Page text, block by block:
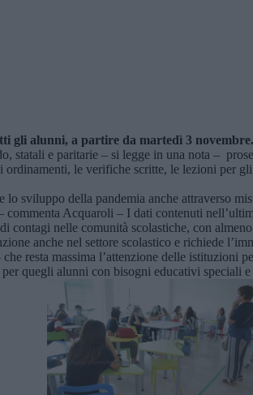
gli alunni, a partire da martedì 3
statali e paritarie – si legge in una nota –
le verifiche scritte, le lezioni per
sviluppo della pandemia anche attraverso
commenta Acquaroli – I dati contenuti
contagi nelle comunità scolastiche, con
anche nel settore scolastico e richiede
resta massima l’attenzione delle
quegli alunni con bisogni educativi